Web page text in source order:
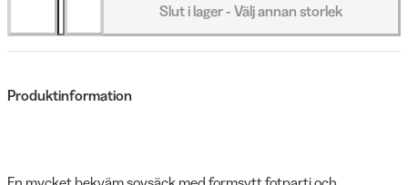
Slut i lager - Välj annan storlek
Produktinformation